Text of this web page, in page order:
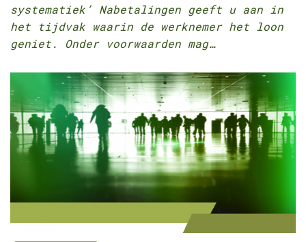
systematiek’ Nabetalingen geeft u aan in
het tijdvak waarin de werknemer het loon
geniet. Onder voorwaarden mag…